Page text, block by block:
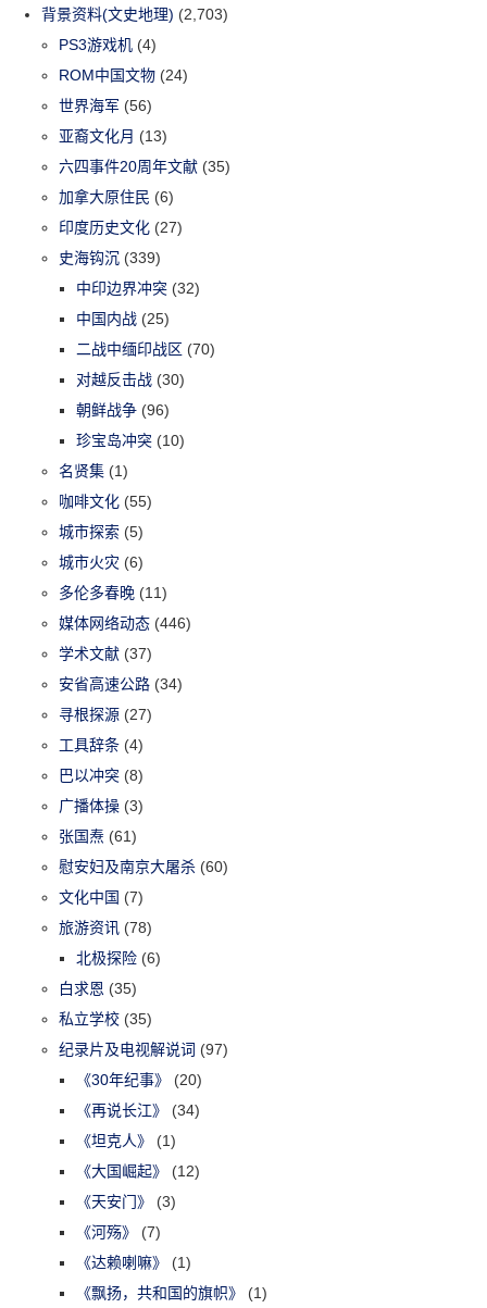
背景资料(文史地理) (2,703)
PS3游戏机 (4)
ROM中国文物 (24)
世界海军 (56)
亚裔文化月 (13)
六四事件20周年文献 (35)
加拿大原住民 (6)
印度历史文化 (27)
史海钩沉 (339)
中印边界冲突 (32)
中国内战 (25)
二战中缅印战区 (70)
对越反击战 (30)
朝鲜战争 (96)
珍宝岛冲突 (10)
名贤集 (1)
咖啡文化 (55)
城市探索 (5)
城市火灾 (6)
多伦多春晚 (11)
媒体网络动态 (446)
学术文献 (37)
安省高速公路 (34)
寻根探源 (27)
工具辞条 (4)
巴以冲突 (8)
广播体操 (3)
张国焘 (61)
慰安妇及南京大屠杀 (60)
文化中国 (7)
旅游资讯 (78)
北极探险 (6)
白求恩 (35)
私立学校 (35)
纪录片及电视解说词 (97)
《30年纪事》
(20)
《再说长江》
(34)
《坦克人》
(1)
《大国崛起》
(12)
《天安门》
(3)
《河殇》
(7)
《达赖喇嘛》
(1)
《飘扬，共和国的旗帜》
(1)